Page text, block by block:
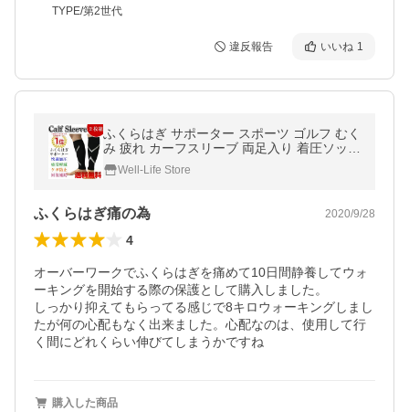
TYPE/第2世代
違反報告 いいね 1
ふくらはぎ サポーター スポーツ ゴルフ むく
み 疲れ カーフスリーブ 両足入り 着圧ソック
ス 男 女 兼用
Well-Life Store
ふくらはぎ痛の為 2020/9/28
4
オーバーワークでふくらはぎを痛めて10日間静養してウォ
ーキングを開始する際の保護として購入しました。
しっかり抑えてもらってる感じで8キロウォーキングしまし
たが何の心配もなく出来ました。心配なのは、使用して行
く間にどれくらい伸びてしまうかですね
購入した商品